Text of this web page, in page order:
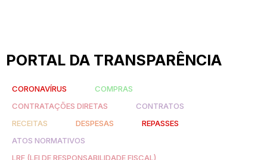
PORTAL DA TRANSPARÊNCIA
CORONAVÍRUS
COMPRAS
CONTRATAÇÕES DIRETAS
CONTRATOS
RECEITAS
DESPESAS
REPASSES
ATOS NORMATIVOS
LRF (LEI DE RESPONSABILIDADE FISCAL)